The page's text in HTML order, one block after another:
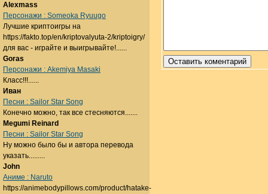
Alexmass
Персонажи : Someoka Ryuugo
Лучшие криптоигры на
https://fakto.top/en/kriptovalyuta-2/kriptoigry/
для вас - играйте и выигрывайте!......
Goras
Персонажи : Akemiya Masaki
Класс!!!......
Иван
Песни : Sailor Star Song
Конечно можно, так все стесняются.......
Megumi Reinard
Песни : Sailor Star Song
Ну можно было бы и автора перевода
указать.........
John
Аниме : Naruto
https://animebodypillows.com/product/hatake-